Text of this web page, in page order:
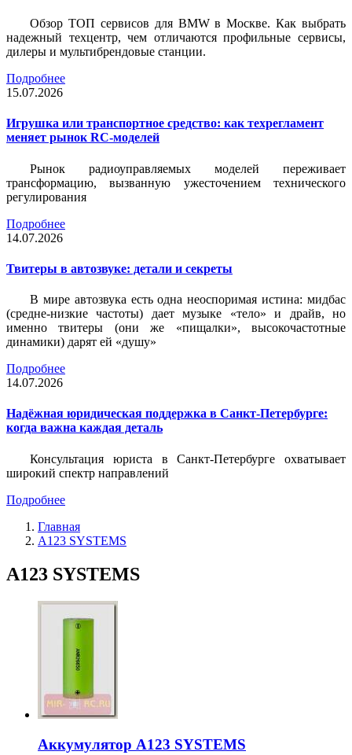
Обзор ТОП сервисов для BMW в Москве. Как выбрать
надежный техцентр, чем отличаются профильные сервисы,
дилеры и мультибрендовые станции.
Подробнее
15.07.2026
Игрушка или транспортное средство: как техрегламент
меняет рынок RC-моделей
Рынок радиоуправляемых моделей переживает
трансформацию, вызванную ужесточением технического
регулирования
Подробнее
14.07.2026
Твитеры в автозвуке: детали и секреты
В мире автозвука есть одна неоспоримая истина: мидбас
(средне-низкие частоты) дает музыке «тело» и драйв, но
именно твитеры (они же «пищалки», высокочастотные
динамики) дарят ей «душу»
Подробнее
14.07.2026
Надёжная юридическая поддержка в Санкт-Петербурге:
когда важна каждая деталь
Консультация юриста в Санкт-Петербурге охватывает
широкий спектр направлений
Подробнее
Главная
A123 SYSTEMS
A123 SYSTEMS
Аккумулятор A123 SYSTEMS